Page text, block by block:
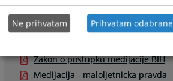
Prateći dokumenti
Zakon o postupku medijacije BIH
Medijacija - maloljetnicka pravda
Ne prihvatam Prihvatam odabrane